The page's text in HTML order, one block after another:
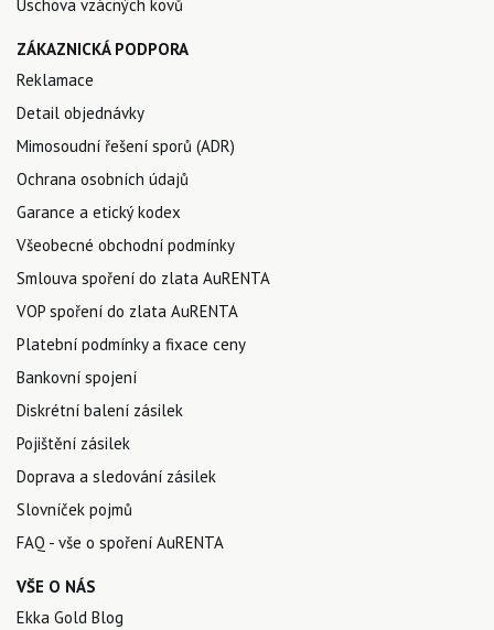
Úschova vzácných kovů
ZÁKAZNICKÁ PODPORA
Reklamace
Detail objednávky
Mimosoudní řešení sporů (ADR)
Ochrana osobních údajů
Garance a etický kodex
Všeobecné obchodní podmínky
Smlouva spoření do zlata AuRENTA
VOP spoření do zlata AuRENTA
Platební podmínky a fixace ceny
Bankovní spojení
Diskrétní balení zásilek
Pojištění zásilek
Doprava a sledování zásilek
Slovníček pojmů
FAQ - vše o spoření AuRENTA
VŠE O NÁS
Ekka Gold Blog